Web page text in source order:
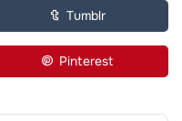
Tumblr
Pinterest